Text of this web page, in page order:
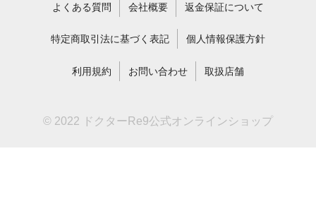
よくある質問 会社概要 返金保証について
特定商取引法に基づく表記 個人情報保護方針
利用規約 お問い合わせ 取扱店舗
© 2022 ドクターRe9公式オンラインショップ